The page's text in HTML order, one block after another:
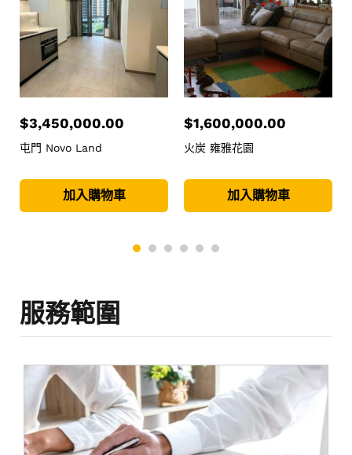
$3,450,000.00
屯門 Novo Land
加入購物車
$1,600,000.00
火炭 雍雅花園
加入購物車
服務範圍